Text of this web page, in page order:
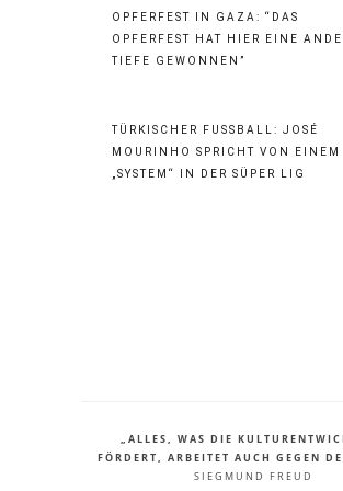
OPFERFEST IN GAZA: “DAS
OPFERFEST HAT HIER EINE
TIEFE GEWONNEN”
TÜRKISCHER FUSSBALL: JOSÉ M
OURINHO SPRICHT VON EINEM „
SYSTEM“ IN DER SÜPER LIG
„ALLES, WAS DIE
FÖRDERT, ARBEITET AUCH GEGEN
SIEGMUND FREUD